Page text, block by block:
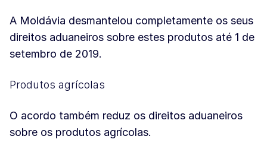
A Moldávia desmantelou completamente os seus
direitos aduaneiros sobre estes produtos até 1 de
setembro de 2019.
Produtos agrícolas
O acordo também reduz os direitos aduaneiros
sobre os produtos agrícolas.